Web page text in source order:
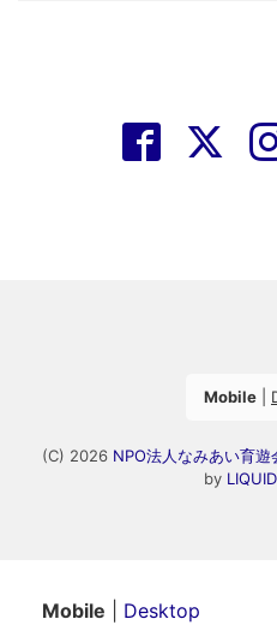
Mobile
(C) 2026 NPO法人なみあい育遊
by
Mobile Desktop